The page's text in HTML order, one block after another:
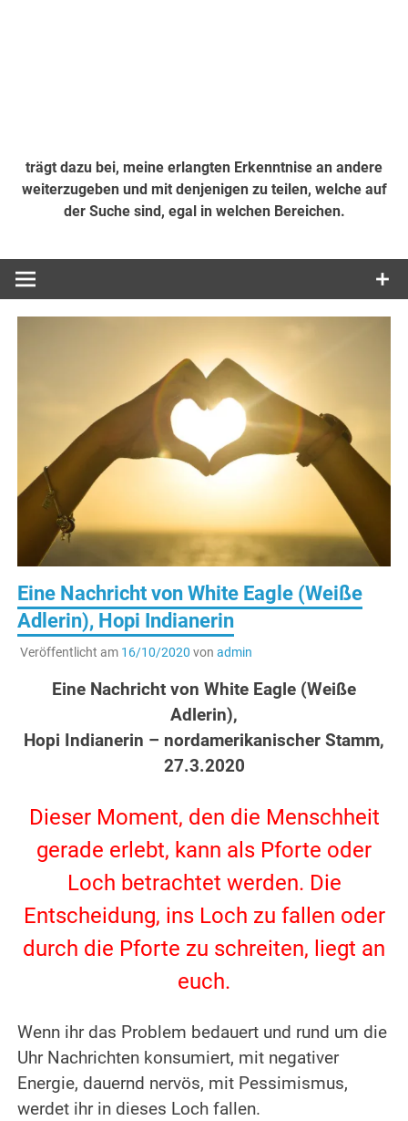
trägt dazu bei, meine erlangten Erkenntnise an andere
weiterzugeben und mit denjenigen zu teilen, welche auf
der Suche sind, egal in welchen Bereichen.
Eine Nachricht von White Eagle (Weiße
Adlerin), Hopi Indianerin
Veröffentlicht am 16/10/2020 von admin
Eine Nachricht von White Eagle (Weiße
Adlerin),
Hopi Indianerin – nordamerikanischer Stamm,
27.3.2020
Dieser Moment, den die Menschheit
gerade erlebt, kann als Pforte oder
Loch betrachtet werden. Die
Entscheidung, ins Loch zu fallen oder
durch die Pforte zu schreiten, liegt an
euch.
Wenn ihr das Problem bedauert und rund um die
Uhr Nachrichten konsumiert, mit negativer
Energie, dauernd nervös, mit Pessimismus,
werdet ihr in dieses Loch fallen.